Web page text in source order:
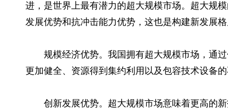
进，是世界上最有潜力的超大规模市场。超大规
发展优势和抗冲击能力优势，这也是构建新发展
规模经济优势。我国拥有超大规模市场，通
更加健全、资源得到集约利用以及包容技术设备
创新发展优势。超大规模市场意味着更高的